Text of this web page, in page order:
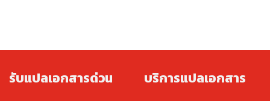
รับแปลเอกสารด่วน บริการแปลเอกสาร